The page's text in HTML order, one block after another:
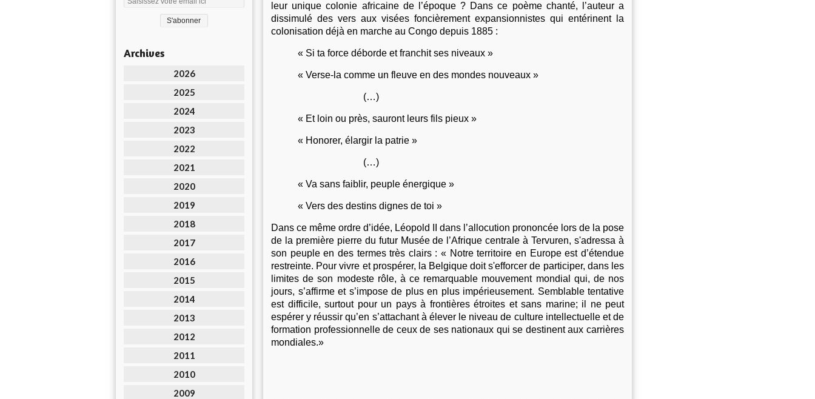
Archives
2026
2025
2024
2023
2022
2021
2020
2019
2018
2017
2016
2015
2014
2013
2012
2011
2010
2009
leur unique colonie africaine de l’époque ? Dans ce poème chanté, l’auteur a
dissimulé des vers aux visées foncièrement expansionnistes qui entérinent la
colonisation déjà en marche au Congo depuis 1885 :
« Si ta force déborde et franchit ses niveaux »
« Verse-la comme un fleuve en des mondes nouveaux »
(…)
« Et loin ou près, sauront leurs fils pieux »
« Honorer, élargir la patrie »
(…)
« Va sans faiblir, peuple énergique »
« Vers des destins dignes de toi »
Dans ce même ordre d’idée, Léopold II dans l’allocution prononcée lors de la pose
de la première pierre du futur Musée de l’Afrique centrale à Tervuren, s'adressa à
son peuple en des termes très clairs : « Notre territoire en Europe est d’étendue
restreinte. Pour vivre et prospérer, la Belgique doit s'efforcer de participer, dans les
limites de son modeste rôle, à ce remarquable mouvement mondial qui, de nos
jours, s’affirme et s’impose de plus en plus impérieusement. Semblable tentative
est difficile, surtout pour un pays à frontières étroites et sans marine; il ne peut
espérer y réussir qu’en s’attachant à élever le niveau de culture intellectuelle et de
formation professionnelle de ceux de ses nationaux qui se destinent aux carrières
mondiales.»